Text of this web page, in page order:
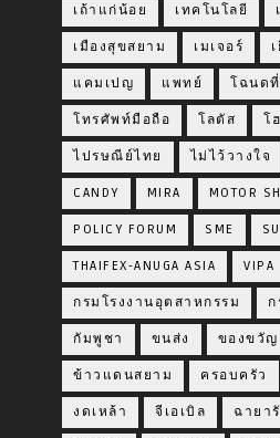
เถ้าแก่น้อย เทคโนโลยี
เมืองสุขสยาม เมเจอร์
แคมเปญ แพทย์ โฉนด
โทรศัพท์มือถือ โลตัส โ
ไปรษณีย์ไทย ไม่ไว้วางใจ
CANDY MIRA MOTOR
POLICY FORUM SME
THAIFEX-ANUGA ASIA VIPA
กรมโรงงานอุตสาหกรรม
กัมพูชา ขนส่ง ของขวัญ
ข้าวแดนสยาม ครอบครัว
งดเหล้า จีเอเบิล ฉายา